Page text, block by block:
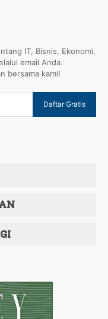
IT, Bisnis, Ekonomi,
email Anda.
bersama kami!
Daftar Gratis